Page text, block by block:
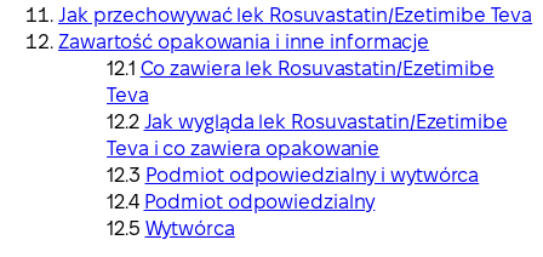
Jak przechowywać lek Rosuvastatin/Ezetimibe Teva
Zawartość opakowania i inne informacje
Co zawiera lek Rosuvastatin/Ezetimibe
Teva
Jak wygląda lek Rosuvastatin/Ezetimibe
Teva i co zawiera opakowanie
Podmiot odpowiedzialny i wytwórca
Podmiot odpowiedzialny
Wytwórca